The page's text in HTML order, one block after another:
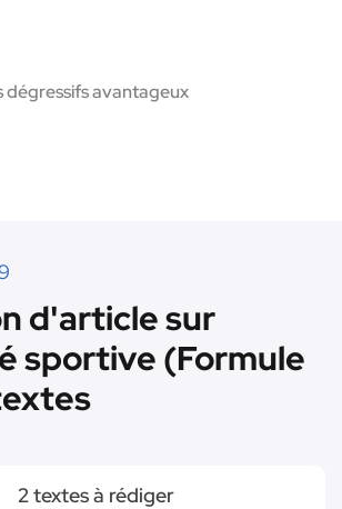
dégressifs avantageux
d'article sur
sportive (Formule
2 textes à rédiger